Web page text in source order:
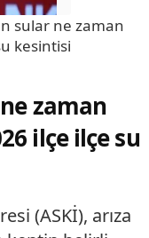
sular ne zaman
kesintisi
zaman
ilçe ilçe su
(ASKİ), arıza